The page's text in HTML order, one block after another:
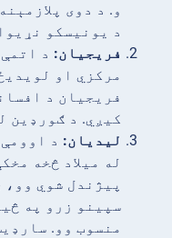
و. د دوی
د یونیسکو
فریجیان: د
مرکزي او
فریجیان د
کیږي. د ګورډین
لیدیان: د
له میلاد څخه
پیژندل شوي وو،
سپینو زرو په
منسوب وو.